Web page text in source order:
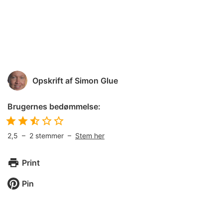
Opskrift af Simon Glue
Brugernes bedømmelse:
2,5 – 2 stemmer – Stem her
Print
Pin